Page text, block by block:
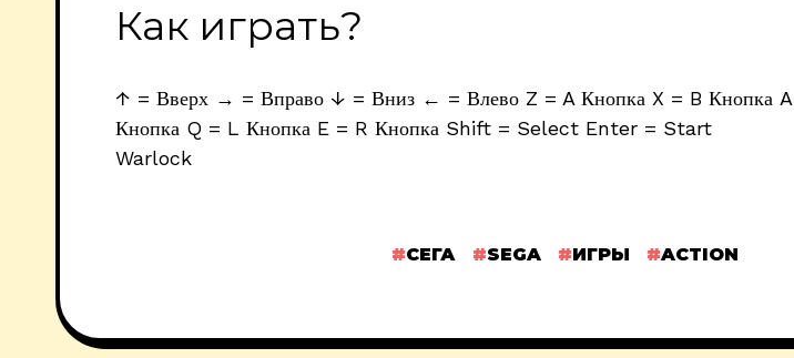
Как играть?
↑ = Вверх → = Вправо ↓ = Вниз ← = Влево Z = A Кнопка X = B Кнопка
Кнопка Q = L Кнопка E = R Кнопка Shift = Select Enter = Start
Warlock
СЕГА SEGA ИГРЫ ACTION